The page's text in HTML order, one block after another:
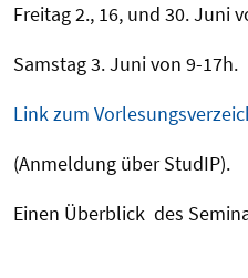
Freitag 2., 16, und 30. Juni
Samstag 3. Juni von 9-17h.
Link zum
(Anmeldung über StudIP).
Einen Überblick des